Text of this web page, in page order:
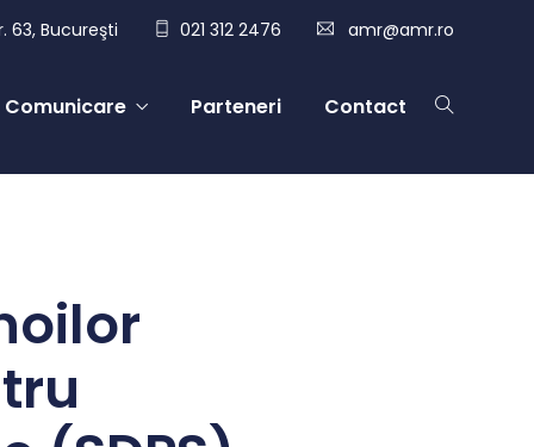
63, Bucureşti 021 312 2476 amr@amr.ro
Comunicare Parteneri Contact